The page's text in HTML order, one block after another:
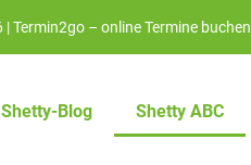
|Termin2go – online Termine buchen
Shetty-Blog Shetty ABC